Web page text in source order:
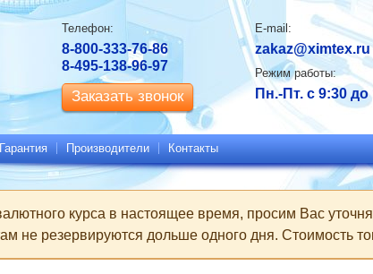
Гарантия Производители Контакты
курса в настоящее время, просим Вас
не резервируются дольше одного дня. Стоимость
Контактная
информация
Телефон:
8-800-333-76-86
8-495-138-96-97
Заказать звонок
E-mail:
zakaz@ximtex.ru
Режим работы:
Пн.-Пт. с 9:30 до